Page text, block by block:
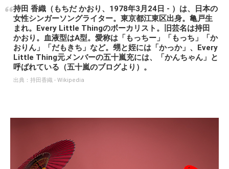
持田 香織（もちだ かおり、1978年3月24日 - ）は、日本の
女性シンガーソングライター。東京都江東区出身。亀戸生
まれ。Every Little Thingのボーカリスト。旧芸名は持田
かおり。血液型はA型。愛称は「もっちー」「もっち」「か
おりん」「だもきち」など。甥と姪には「かっか」、Every
Little Thing元メンバーの五十嵐充には、「かんちゃん」と
呼ばれている（五十嵐のブログより）。
出典： 持田香織 - Wikipedia